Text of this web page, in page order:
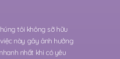
tôi không sỡ hữu
này gây ảnh hưởng
nhất khi có yêu